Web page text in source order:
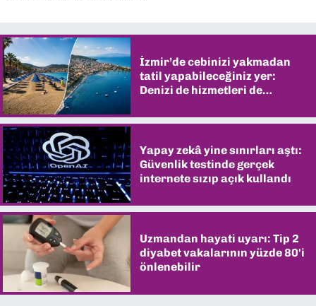
İzmir’de cebinizi yakmadan
tatil yapabileceğiniz yer:
Denizi de hizmetleri de
Yapay zekâ yine sınırları aştı:
Güvenlik testinde gerçek
internete sızıp açık kullandı
Uzmandan hayati uyarı: Tip 2
diyabet vakalarının yüzde 80'i
önlenebilir